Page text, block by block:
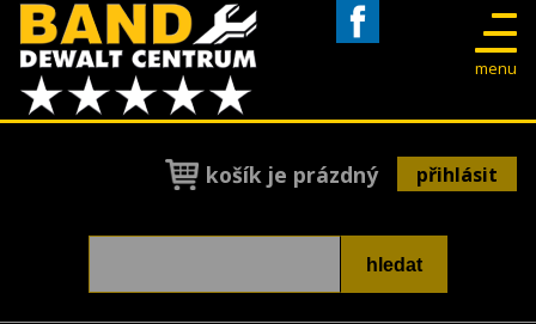
menu
košík je prázdný přihlásit